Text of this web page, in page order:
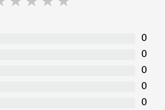
0
0
0
0
0